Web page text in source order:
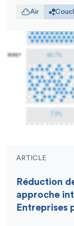
Air
ARTICLE
Réduction
approche
Entreprises